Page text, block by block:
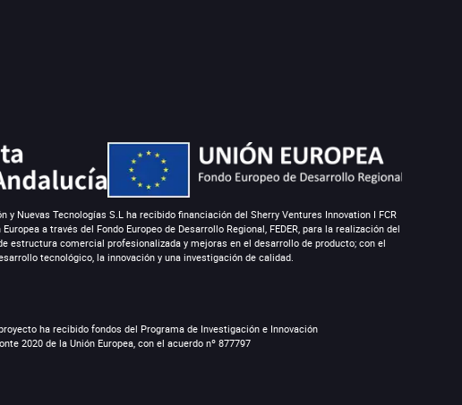
y Nuevas Tecnologías S.L ha recibido financiación del Sherry Ventures Innovation I FCR
a través del Fondo Europeo de Desarrollo Regional, FEDER, para la realización del
estructura comercial profesionalizada y mejoras en el desarrollo de producto; con el
tecnológico, la innovación y una investigación de calidad.
ha recibido fondos del Programa de Investigación e Innovación
2020 de la Unión Europea, con el acuerdo nº 877797